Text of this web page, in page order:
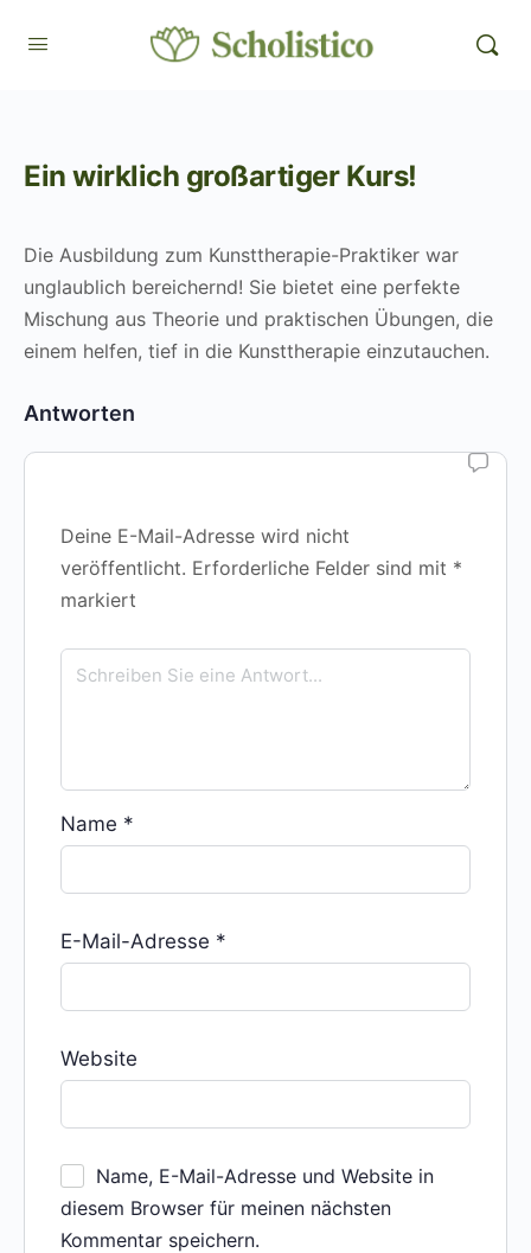
Ein wirklich großartiger Kurs!
Die Ausbildung zum Kunsttherapie-Praktiker war
unglaublich bereichernd! Sie bietet eine perfekte
Mischung aus Theorie und praktischen Übungen, die
einem helfen, tief in die Kunsttherapie einzutauchen.
Antworten
Deine E-Mail-Adresse wird nicht
veröffentlicht. Erforderliche Felder sind mit *
markiert
Name *
E-Mail-Adresse *
Website
Name, E-Mail-Adresse und Website in
diesem Browser für meinen nächsten
Kommentar speichern.